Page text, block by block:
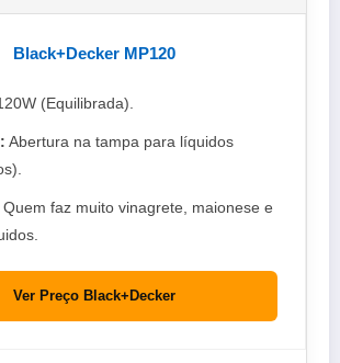
Black+Decker MP120
(Equilibrada).
Abertura na tampa para líquidos
Quem faz muito vinagrete, maionese e
Ver Preço Black+Decker